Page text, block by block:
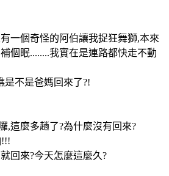
一個奇怪的阿伯讓我捉狂舞獅,本來
個眠........我實在是連路都快走不動
是不是爸媽回來了?!
,這麼多趟了?為什麼沒有回來?
回來?今天怎麼這麼久?